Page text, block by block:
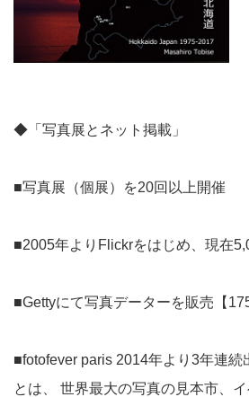
◆「写真展とネット掲載」
■写真展（個展）を20回以上開催
■2005年よりFlickrをはじめ、現在
■Gettyにて写真データーを販売【175
■fotofever paris 2014年より3年連続
とは、 世界最大の写真の見本市、